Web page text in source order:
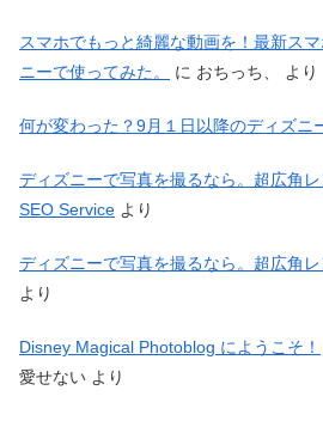
スマホでもっと綺麗な動画を！最新ス
ニーで使ってみた。
に おちっち、 より
何が変わった？9月１日以降のディズニ
ディズニーで写真を撮るなら。超広角レ
SEO Service より
ディズニーで写真を撮るなら。超広角レ
より
Disney Magical Photoblog にようこそ！
愛せない より